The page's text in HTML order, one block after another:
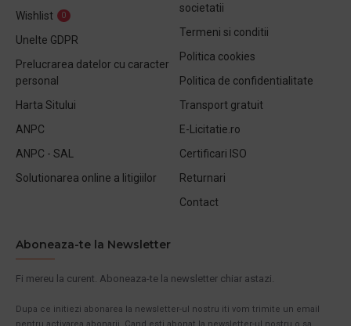
Wishlist
0
Unelte GDPR
Prelucrarea datelor cu caracter
personal
Harta Sitului
ANPC
ANPC - SAL
Solutionarea online a litigiilor
societatii
Termeni si conditii
Politica cookies
Politica de confidentialitate
Transport gratuit
E-Licitatie.ro
Certificari ISO
Returnari
Contact
Aboneaza-te la Newsletter
Fi mereu la curent. Aboneaza-te la newsletter chiar astazi.
Dupa ce initiezi abonarea la newsletter-ul nostru iti vom trimite un email
pentru activarea abonarii. Cand esti abonat la newsletter-ul nostru o sa